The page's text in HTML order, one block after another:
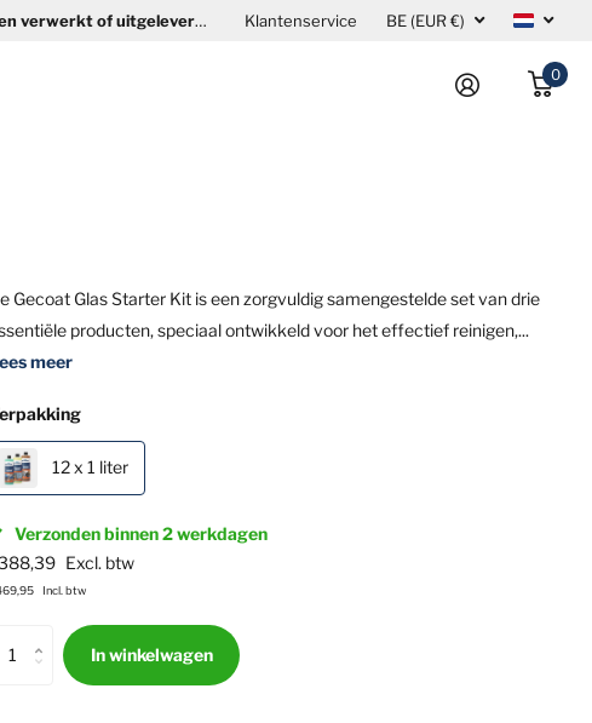
verwerkt of uitgeleverd . Om uw levering vóór onze vakantieperiode te
Klantenservice BE (EUR €)
0
Gecoat Glas Starter Kit is een zorgvuldig samengestelde set van drie
producten, speciaal ontwikkeld voor het effectief reinigen,...
meer
12 x 1 liter
Verzonden binnen 2 werkdagen
Excl. btw
Incl. btw
In winkelwagen